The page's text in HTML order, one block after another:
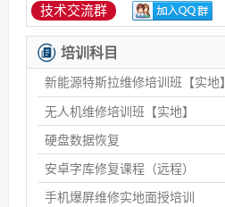
技术交流群
培训科目
新能源特斯拉维修培训班【实地】
无人机维修培训班【实地】
硬盘数据恢复
安卓字库修复课程（远程）
手机爆屏维修实地面授培训